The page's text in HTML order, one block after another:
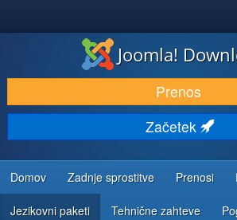
PRENESI IN RAZŠIRI
ODKRIJTE & IZVEJTE
SKUPNOST IN PODPORA
VIRI ZA RAZVIJALCE
Joomla!
Prenos
Začetek
Domov Zadnje sprostitve Prenosi
Jezikovni paketi Tehnične zahteve